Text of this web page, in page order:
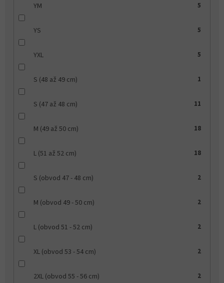
YM 5
YS 5
YXL 5
S (48 až 49 cm) 1
S (47 až 48 cm) 11
M (49 až 50 cm) 18
L (51 až 52 cm) 18
S (obvod 47 - 48 cm) 2
M (obvod 49 - 50 cm) 2
L (obvod 51 - 52 cm) 2
XL (obvod 53 - 54 cm) 2
2XL (obvod 55 - 56 cm) 2